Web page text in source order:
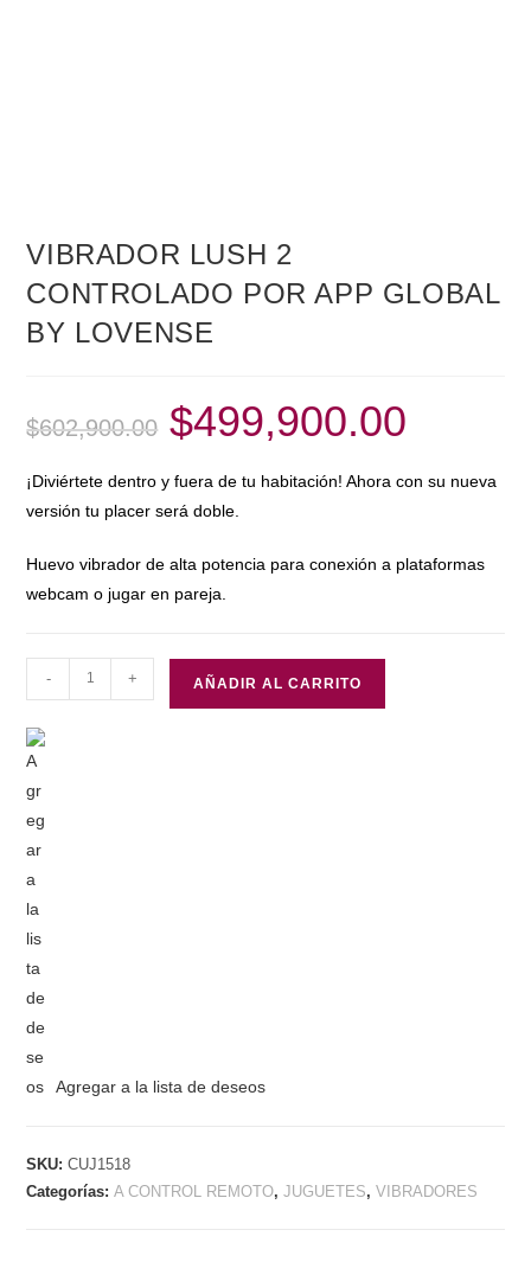
VIBRADOR LUSH 2
CONTROLADO POR APP GLOBAL
BY LOVENSE
$602,900.00
Original
price
was:
$499,900.00
¡Diviértete dentro y fuera de tu habitación! Ahora con su nueva
versión tu placer será doble.
Huevo vibrador de alta potencia para conexión a plataformas
webcam o jugar en pareja.
VIBRADOR
LUSH
2
CONTROLADO
POR
APP
GLOBAL
BY
LOVENSE
cantidad
- + AÑADIR AL CARRITO
Agregar a la lista de deseos
SKU:CUJ1518
Categorías:A CONTROL REMOTO,JUGUETES,VIBRADORES